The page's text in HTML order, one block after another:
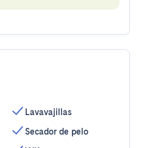
Lavavajillas
Secador de pelo